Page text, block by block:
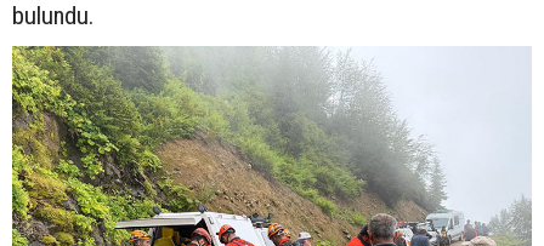
bulundu.